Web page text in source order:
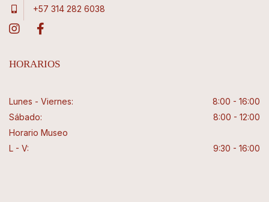
+57 314 282 6038
HORARIOS
Lunes - Viernes:
8:00 - 16:00
Sábado:
8:00 - 12:00
Horario Museo
L - V:
9:30 - 16:00